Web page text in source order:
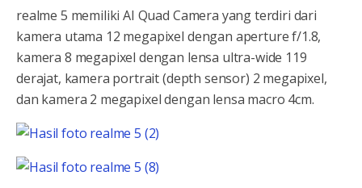
realme 5 memiliki AI Quad Camera yang terdiri dari
kamera utama 12 megapixel dengan aperture f/1.8,
kamera 8 megapixel dengan lensa ultra-wide 119
derajat, kamera portrait (depth sensor) 2 megapixel,
dan kamera 2 megapixel dengan lensa macro 4cm.